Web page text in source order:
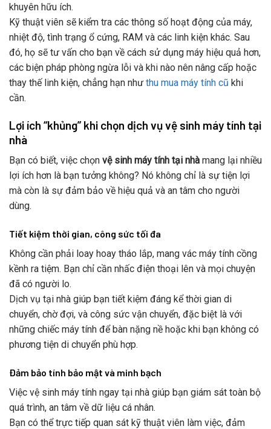
khuyên hữu ích.
Kỹ thuật viên sẽ kiểm tra các thông số hoạt động của máy,
nhiệt độ, tình trạng ổ cứng, RAM và các linh kiện khác. Sau
đó, họ sẽ tư vấn cho bạn về cách sử dụng máy hiệu quả hơn,
các biện pháp phòng ngừa lỗi và khi nào nên nâng cấp hoặc
thay thế linh kiện, chẳng hạn như thu mua máy tính cũ khi
cần.
Lợi ích “khủng” khi chọn dịch vụ vệ sinh máy tính tại
nhà
Bạn có biết, việc chọn vệ sinh máy tính tại nhà mang lại nhiều
lợi ích hơn là bạn tưởng không? Nó không chỉ là sự tiện lợi
mà còn là sự đảm bảo về hiệu quả và an tâm cho người
dùng.
Tiết kiệm thời gian, công sức tối đa
Không cần phải loay hoay tháo lắp, mang vác máy tính cồng
kềnh ra tiệm. Bạn chỉ cần nhấc điện thoại lên và mọi chuyện
đã có người lo.
Dịch vụ tại nhà giúp bạn tiết kiệm đáng kể thời gian di
chuyển, chờ đợi, và công sức vận chuyển, đặc biệt là với
những chiếc máy tính để bàn nặng nề hoặc khi bạn không có
phương tiện di chuyển phù hợp.
Đảm bảo tính bảo mật và minh bạch
Việc vệ sinh máy tính ngay tại nhà giúp bạn giám sát toàn bộ
quá trình, an tâm về dữ liệu cá nhân.
Bạn có thể trực tiếp quan sát kỹ thuật viên làm việc, đảm